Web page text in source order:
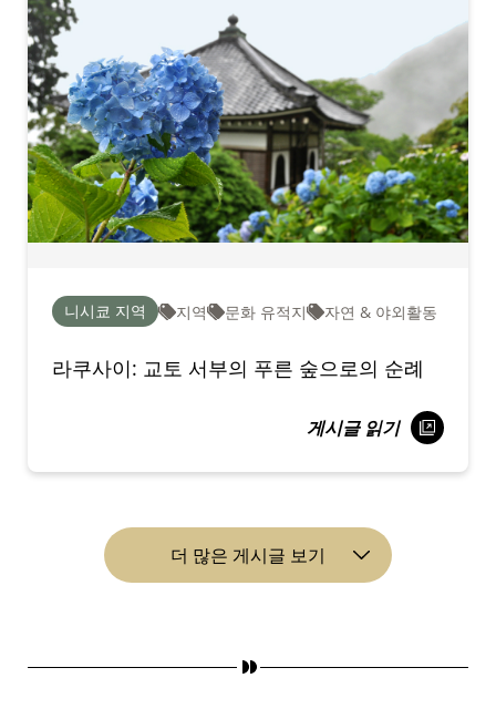
니시쿄 지역 지역 문화 유적지 자연 & 야외활동
라쿠사이: 교토 서부의 푸른 숲으로의 순례
게시글 읽기
더 많은 게시글 보기